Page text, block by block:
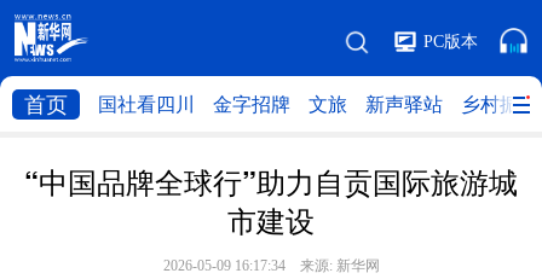
PC版本
首页 国社看四川 金字招牌 文旅 新声驿站 乡村振兴
“中国品牌全球行”助力自贡国际旅游城
市建设
2026-05-09 16:17:34 来源: 新华网